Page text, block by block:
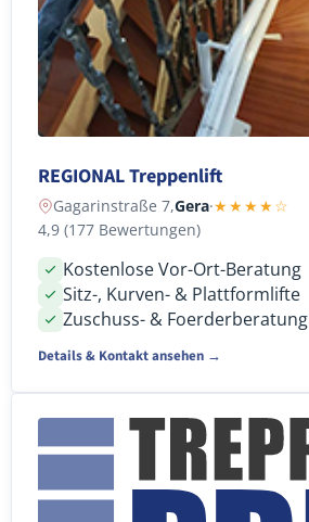
REGIONAL Treppenlift
Gagarinstraße 7,Gera·★★★★☆
4,9 (177 Bewertungen)
Kostenlose Vor-Ort-Beratung
Sitz-, Kurven- & Plattformlifte
Zuschuss- & Foerderberatung
Details & Kontakt ansehen →